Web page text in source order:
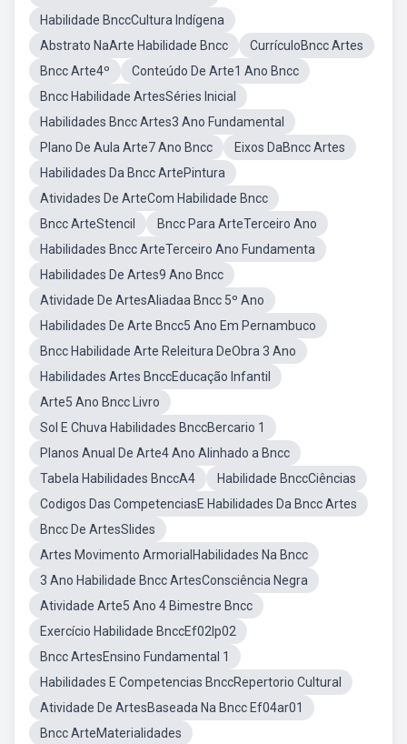
Habilidade BnccCultura Indígena
Abstrato NaArte Habilidade Bncc
CurrículoBncc Artes
Bncc Arte4º
Conteúdo De Arte1 Ano Bncc
Bncc Habilidade ArtesSéries Inicial
Habilidades Bncc Artes3 Ano Fundamental
Plano De Aula Arte7 Ano Bncc
Eixos DaBncc Artes
Habilidades Da Bncc ArtePintura
Atividades De ArteCom Habilidade Bncc
Bncc ArteStencil
Bncc Para ArteTerceiro Ano
Habilidades Bncc ArteTerceiro Ano Fundamenta
Habilidades De Artes9 Ano Bncc
Atividade De ArtesAliadaa Bncc 5º Ano
Habilidades De Arte Bncc5 Ano Em Pernambuco
Bncc Habilidade Arte Releitura DeObra 3 Ano
Habilidades Artes BnccEducação Infantil
Arte5 Ano Bncc Livro
Sol E Chuva Habilidades BnccBercario 1
Planos Anual De Arte4 Ano Alinhado a Bncc
Tabela Habilidades BnccA4
Habilidade BnccCiências
Codigos Das CompetenciasE Habilidades Da Bncc Artes
Bncc De ArtesSlides
Artes Movimento ArmorialHabilidades Na Bncc
3 Ano Habilidade Bncc ArtesConsciência Negra
Atividade Arte5 Ano 4 Bimestre Bncc
Exercício Habilidade BnccEf02lp02
Bncc ArtesEnsino Fundamental 1
Habilidades E Competencias BnccRepertorio Cultural
Atividade De ArtesBaseada Na Bncc Ef04ar01
Bncc ArteMaterialidades